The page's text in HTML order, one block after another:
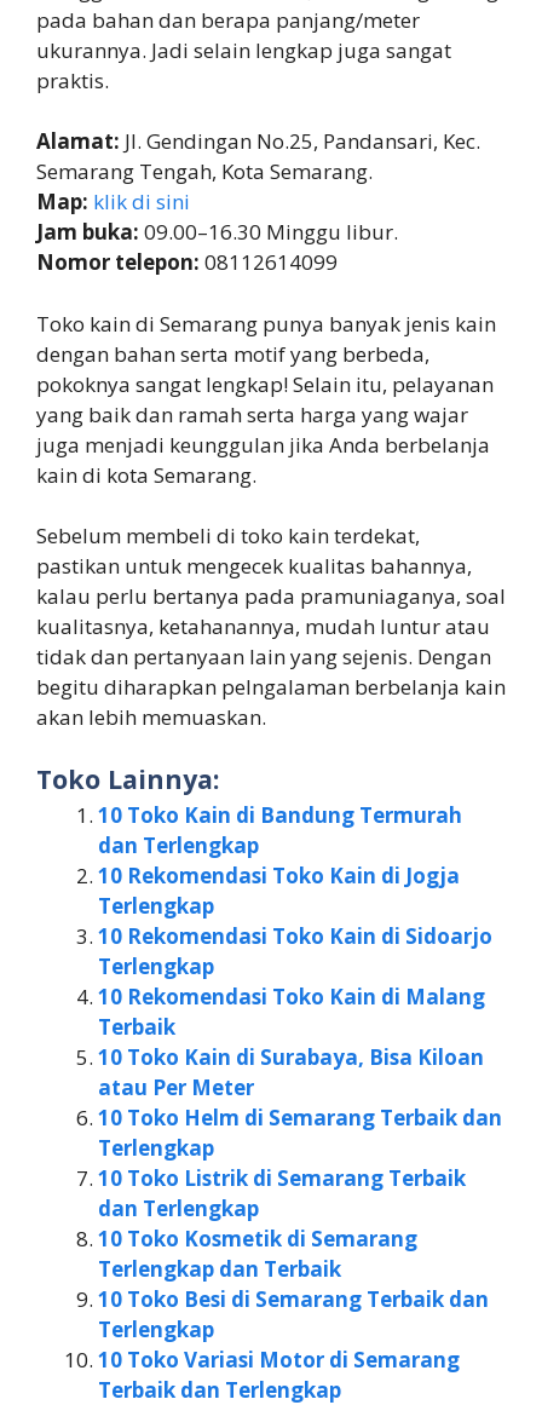
pada bahan dan berapa panjang/meter
ukurannya. Jadi selain lengkap juga sangat
praktis.
Alamat: Jl. Gendingan No.25, Pandansari, Kec.
Semarang Tengah, Kota Semarang.
Map: klik di sini
Jam buka: 09.00–16.30 Minggu libur.
Nomor telepon: 08112614099
Toko kain di Semarang punya banyak jenis kain
dengan bahan serta motif yang berbeda,
pokoknya sangat lengkap! Selain itu, pelayanan
yang baik dan ramah serta harga yang wajar
juga menjadi keunggulan jika Anda berbelanja
kain di kota Semarang.
Sebelum membeli di toko kain terdekat,
pastikan untuk mengecek kualitas bahannya,
kalau perlu bertanya pada pramuniaganya, soal
kualitasnya, ketahanannya, mudah luntur atau
tidak dan pertanyaan lain yang sejenis. Dengan
begitu diharapkan pelngalaman berbelanja kain
akan lebih memuaskan.
Toko Lainnya:
10 Toko Kain di Bandung Termurah
dan Terlengkap
10 Rekomendasi Toko Kain di Jogja
Terlengkap
10 Rekomendasi Toko Kain di Sidoarjo
Terlengkap
10 Rekomendasi Toko Kain di Malang
Terbaik
10 Toko Kain di Surabaya, Bisa Kiloan
atau Per Meter
10 Toko Helm di Semarang Terbaik dan
Terlengkap
10 Toko Listrik di Semarang Terbaik
dan Terlengkap
10 Toko Kosmetik di Semarang
Terlengkap dan Terbaik
10 Toko Besi di Semarang Terbaik dan
Terlengkap
10 Toko Variasi Motor di Semarang
Terbaik dan Terlengkap